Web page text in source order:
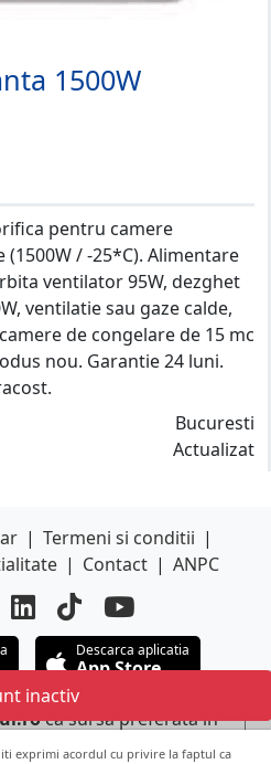
1500W
pentru camere
/ -25*C). Alimentare
ventilator 95W, dezghet
ventilatie sau gaze calde,
de congelare de 15 mc
nou. Garantie 24 luni.
Bucuresti
Actualizat
inactiv
exprimi acordul cu privire la faptul ca
| Termeni si conditii |
| Contact | ANPC
Descarca aplicatia
App Store
ca sursa preferata in